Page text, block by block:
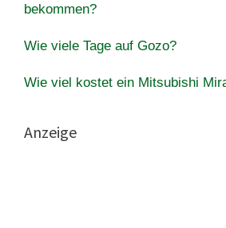
bekommen?
Wie viele Tage auf Gozo?
Wie viel kostet ein Mitsubishi
Anzeige